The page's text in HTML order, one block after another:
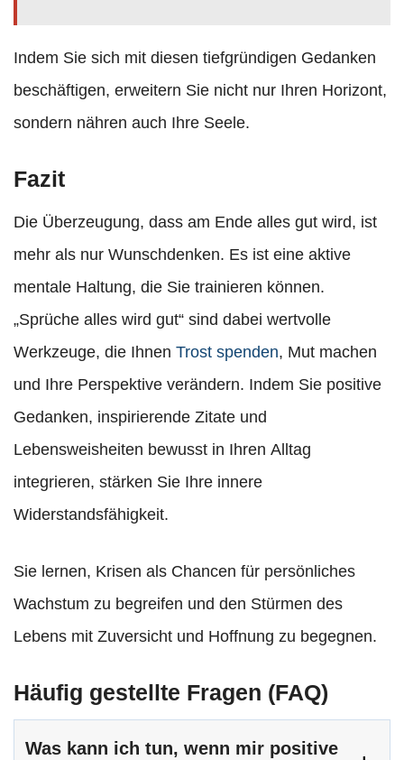
Indem Sie sich mit diesen tiefgründigen Gedanken
beschäftigen, erweitern Sie nicht nur Ihren Horizont,
sondern nähren auch Ihre Seele.
Fazit
Die Überzeugung, dass am Ende alles gut wird, ist
mehr als nur Wunschdenken. Es ist eine aktive
mentale Haltung, die Sie trainieren können.
„Sprüche alles wird gut“ sind dabei wertvolle
Werkzeuge, die Ihnen Trost spenden, Mut machen
und Ihre Perspektive verändern. Indem Sie positive
Gedanken, inspirierende Zitate und
Lebensweisheiten bewusst in Ihren Alltag
integrieren, stärken Sie Ihre innere
Widerstandsfähigkeit.
Sie lernen, Krisen als Chancen für persönliches
Wachstum zu begreifen und den Stürmen des
Lebens mit Zuversicht und Hoffnung zu begegnen.
Häufig gestellte Fragen (FAQ)
Was kann ich tun, wenn mir positive